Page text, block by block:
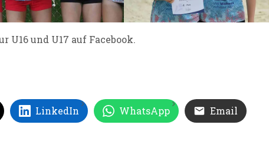
und U17 auf Facebook.
LinkedIn WhatsApp Email